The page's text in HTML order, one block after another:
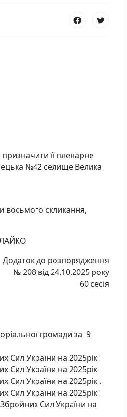
її пленарне
№42 селище Велика
восьмого скликання,
Додаток до розпорядження
№ 208 від 24.10.2025 року
60 сесія
громади за 9
Сил України на 2025рік
Сил України на 2025рік
Сил України на 2025рік .
Сил України на 2025рік
Сил України на